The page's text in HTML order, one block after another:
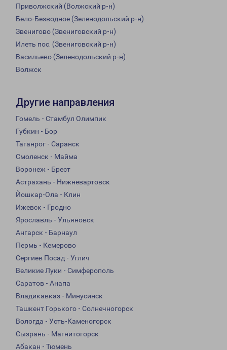
Приволжский (Волжский р-н)
Бело-Безводное (Зеленодольский р-н)
Звенигово (Звениговский р-н)
Илеть пос. (Звениговский р-н)
Васильево (Зеленодольский р-н)
Волжск
Другие направления
Гомель - Стамбул Олимпик
Губкин - Бор
Таганрог - Саранск
Смоленск - Майма
Воронеж - Брест
Астрахань - Нижневартовск
Йошкар-Ола - Клин
Ижевск - Гродно
Ярославль - Ульяновск
Ангарск - Барнаул
Пермь - Кемерово
Сергиев Посад - Углич
Великие Луки - Симферополь
Саратов - Анапа
Владикавказ - Минусинск
Ташкент Горького - Солнечногорск
Вологда - Усть-Каменогорск
Сызрань - Магнитогорск
Абакан - Тюмень